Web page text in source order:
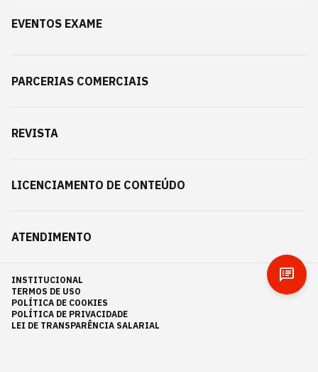
EVENTOS EXAME
PARCERIAS COMERCIAIS
REVISTA
LICENCIAMENTO DE CONTEÚDO
ATENDIMENTO
INSTITUCIONAL
TERMOS DE USO
POLÍTICA DE COOKIES
POLÍTICA DE PRIVACIDADE
LEI DE TRANSPARÊNCIA SALARIAL